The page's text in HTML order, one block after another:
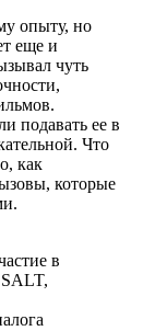
опыту, но
еще и
чуть
подавать ее в
Что
как
которые
в